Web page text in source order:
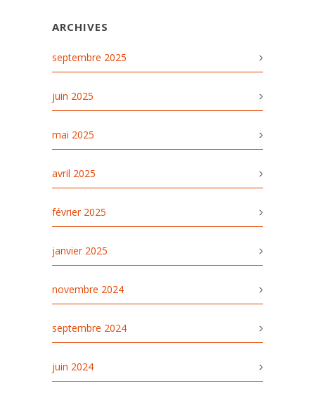
ARCHIVES
septembre 2025
juin 2025
mai 2025
avril 2025
février 2025
janvier 2025
novembre 2024
septembre 2024
juin 2024